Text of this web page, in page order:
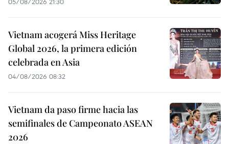
Vietnam acogerá Miss Heritage
Global 2026, la primera edición
celebrada en Asia
04/08/2026 08:32
Vietnam da paso firme hacia las
semifinales de Campeonato ASEAN
2026